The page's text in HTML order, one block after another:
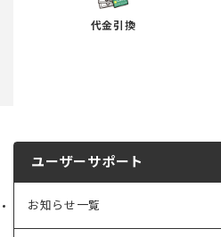
代金引換
ユーザーサポート
お知らせ一覧